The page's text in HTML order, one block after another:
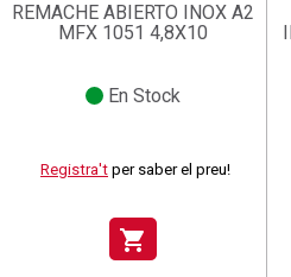
REMACHE ABIERTO INOX A2
MFX 1051 4,8X10
En Stock
Registra't per saber el preu!
shopping_cart